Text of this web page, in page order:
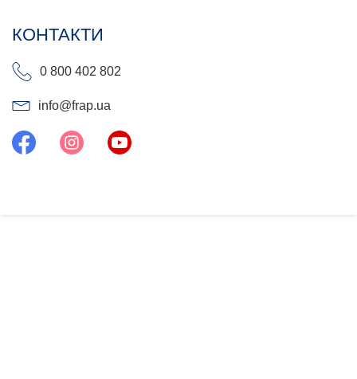
КОНТАКТИ
0 800 402 802
info@frap.ua